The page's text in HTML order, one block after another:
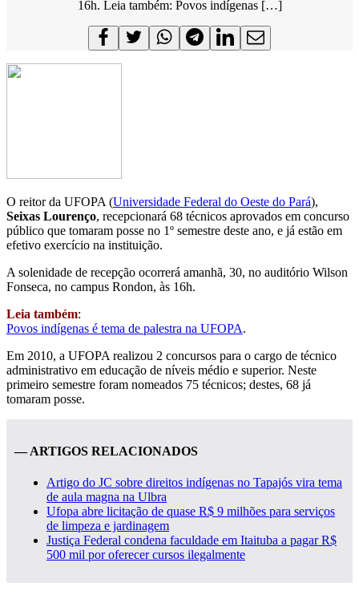
16h. Leia também: Povos indígenas […]
O reitor da UFOPA (Universidade Federal do Oeste do Pará),
Seixas Lourenço, recepcionará 68 técnicos aprovados em concurso
público que tomaram posse no 1º semestre deste ano, e já estão em
efetivo exercício na instituição.
A solenidade de recepção ocorrerá amanhã, 30, no auditório Wilson
Fonseca, no campus Rondon, às 16h.
Leia também:
Povos indígenas é tema de palestra na UFOPA.
Em 2010, a UFOPA realizou 2 concursos para o cargo de técnico
administrativo em educação de níveis médio e superior. Neste
primeiro semestre foram nomeados 75 técnicos; destes, 68 já
tomaram posse.
— ARTIGOS RELACIONADOS
Artigo do JC sobre direitos indígenas no Tapajós vira tema
de aula magna na Ulbra
Ufopa abre licitação de quase R$ 9 milhões para serviços
de limpeza e jardinagem
Justiça Federal condena faculdade em Itaituba a pagar R$
500 mil por oferecer cursos ilegalmente